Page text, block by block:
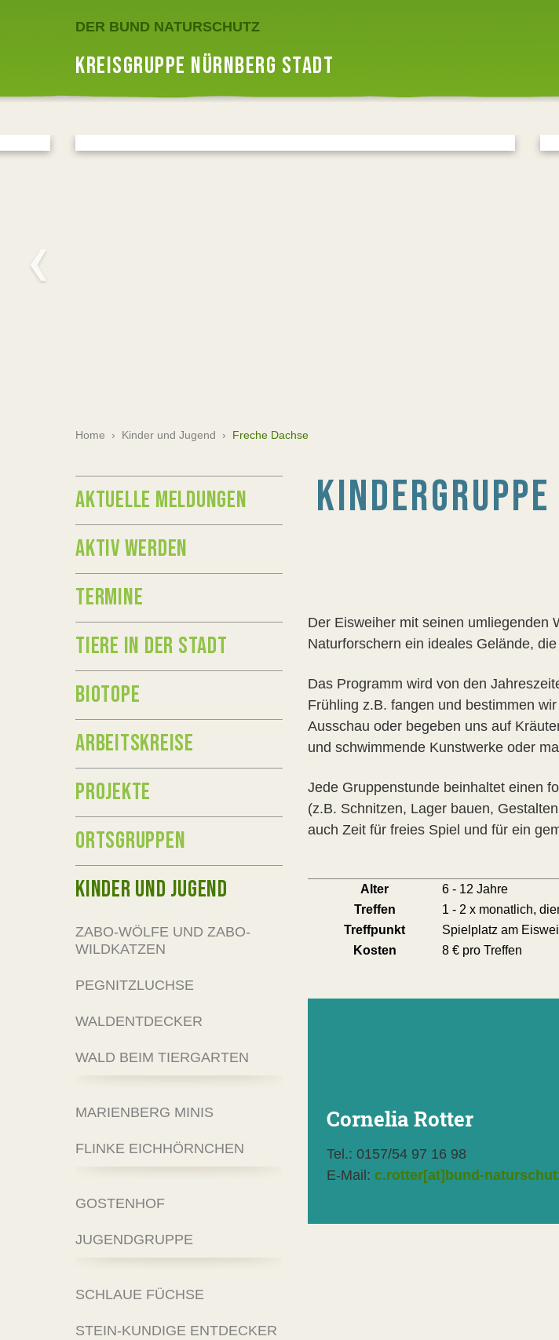
DER BUND NATURSCHUTZ
KREISGRUPPE NÜRNBERG STADT
Home › Kinder und Jugend › Freche Dachse
Der Eisweiher mit seinen umliegenden
Naturforschern ein ideales Gelände,
Das Programm wird von den
Frühling z.B. fangen und bestimmen
Ausschau oder begeben uns auf
und schwimmende Kunstwerke oder
Jede Gruppenstunde beinhaltet einen
(z.B. Schnitzen, Lager bauen,
auch Zeit für freies Spiel und für ein
Alter
6 - 12 Jahre
Treffen
1 - 2 x monatlich,
Treffpunkt
Spielplatz am
Kosten
8 € pro Treffen
Cornelia Rotter
Tel.: 0157/54 97 16 98
E-Mail: c.rotter[at]bund-
AKTUELLE MELDUNGEN
AKTIV WERDEN
TERMINE
TIERE IN DER STADT
BIOTOPE
ARBEITSKREISE
PROJEKTE
ORTSGRUPPEN
KINDER UND JUGEND
ZABO-WÖLFE UND ZABO-
WILDKATZEN
PEGNITZLUCHSE
WALDENTDECKER
WALD BEIM TIERGARTEN
MARIENBERG MINIS
FLINKE EICHHÖRNCHEN
GOSTENHOF
JUGENDGRUPPE
SCHLAUE FÜCHSE
STEIN-KUNDIGE ENTDECKER